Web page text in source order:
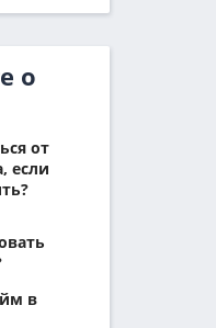
о
от
если
в